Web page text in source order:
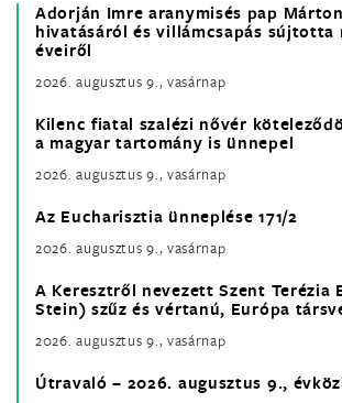
Adorján Imre aranymisés pap
hivatásáról és villámcsapás sújtotta
éveiről
2026. augusztus 9., vasárnap
Kilenc fiatal szalézi nővér
a magyar tartomány is ünnepel
2026. augusztus 9., vasárnap
Az Eucharisztia ünneplése 171/2
2026. augusztus 9., vasárnap
A Keresztről nevezett Szent Terézia
Stein) szűz és vértanú, Európa
2026. augusztus 9., vasárnap
Útravaló – 2026. augusztus 9.,